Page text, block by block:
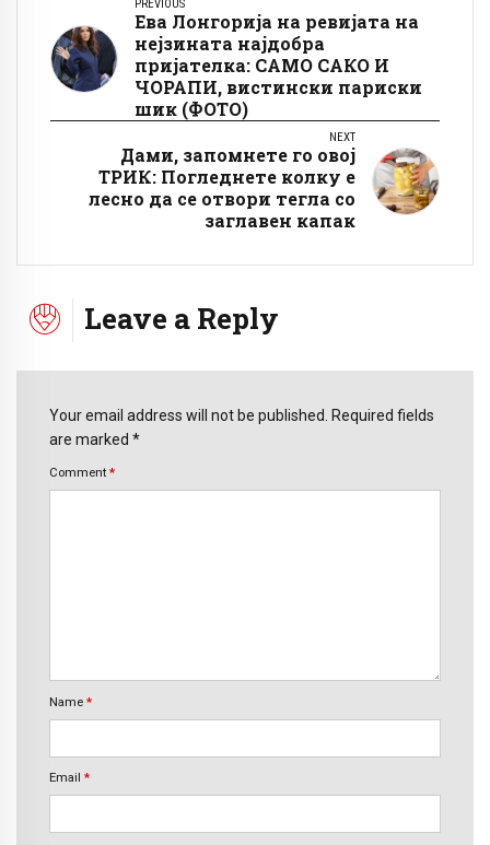
PREVIOUS
Ева Лонгорија на ревијата на
нејзината најдобра
пријателка: САMО САКО И
ЧОРАПИ, вистински париски
шик (ФОТО)
NEXT
Дами, запомнете го овој
ТРИК: Погледнете колку е
лесно да се отвори тегла со
заглавен капак
Leave a Reply
Your email address will not be published. Required fields
are marked *
Comment *
Name *
Email *